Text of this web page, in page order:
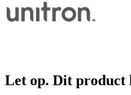
Let op. Dit product